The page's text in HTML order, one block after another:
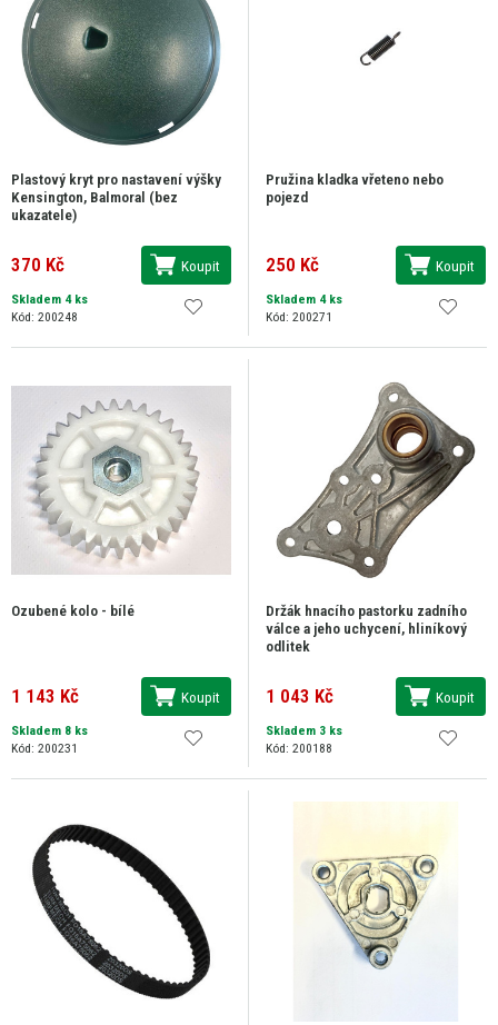
Plastový kryt pro nastavení výšky
Kensington, Balmoral (bez
ukazatele)
370 Kč Koupit
Skladem 4 ks
Kód: 200248
Pružina kladka vřeteno nebo
pojezd
250 Kč Koupit
Skladem 4 ks
Kód: 200271
Ozubené kolo - bílé
1 143 Kč Koupit
Skladem 8 ks
Kód: 200231
Držák hnacího pastorku zadního
válce a jeho uchycení, hliníkový
odlitek
1 043 Kč Koupit
Skladem 3 ks
Kód: 200188